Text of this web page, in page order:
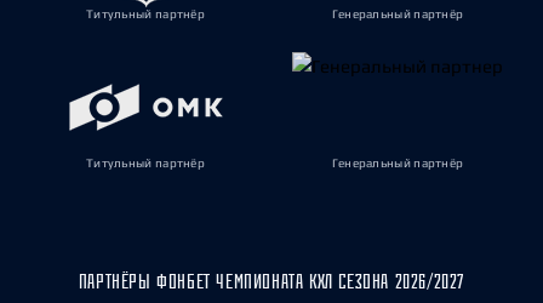
Титульный партнёр Генеральный партнёр
Титульный партнёр Генеральный партнёр
ПАРТНЁРЫ ФОНБЕТ ЧЕМПИОНАТА КХЛ СЕЗОНА 2026/2027